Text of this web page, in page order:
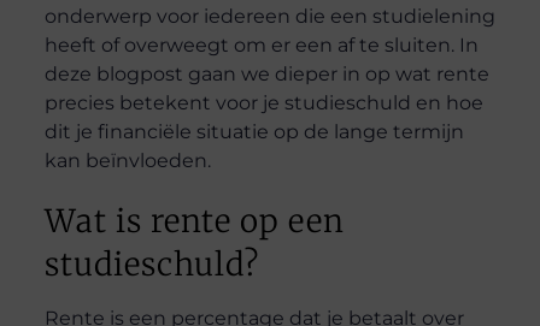
onderwerp voor iedereen die een studielening
heeft of overweegt om er een af te sluiten. In
deze blogpost gaan we dieper in op wat rente
precies betekent voor je studieschuld en hoe
dit je financiële situatie op de lange termijn
kan beïnvloeden.
Wat is rente op een
studieschuld?
Rente is een percentage dat je betaalt over